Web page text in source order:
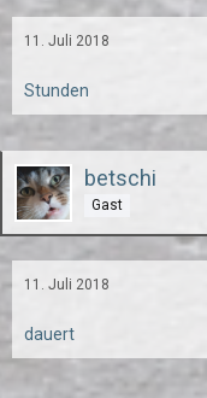
11. Juli 2018
Stunden
betschi
Gast
11. Juli 2018
dauert